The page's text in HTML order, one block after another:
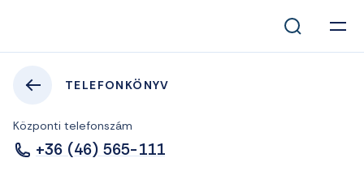
TELEFONKÖNYV
Központi telefonszám
+36 (46) 565-111